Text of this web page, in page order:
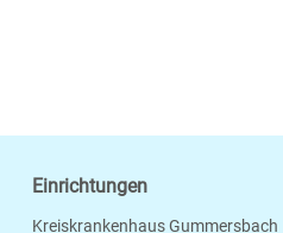
Einrichtungen
Kreiskrankenhaus Gummersbach